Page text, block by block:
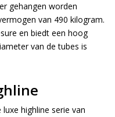
gehangen worden
van 490 kilogram.
en biedt een hoog
van de tubes is
highline serie van